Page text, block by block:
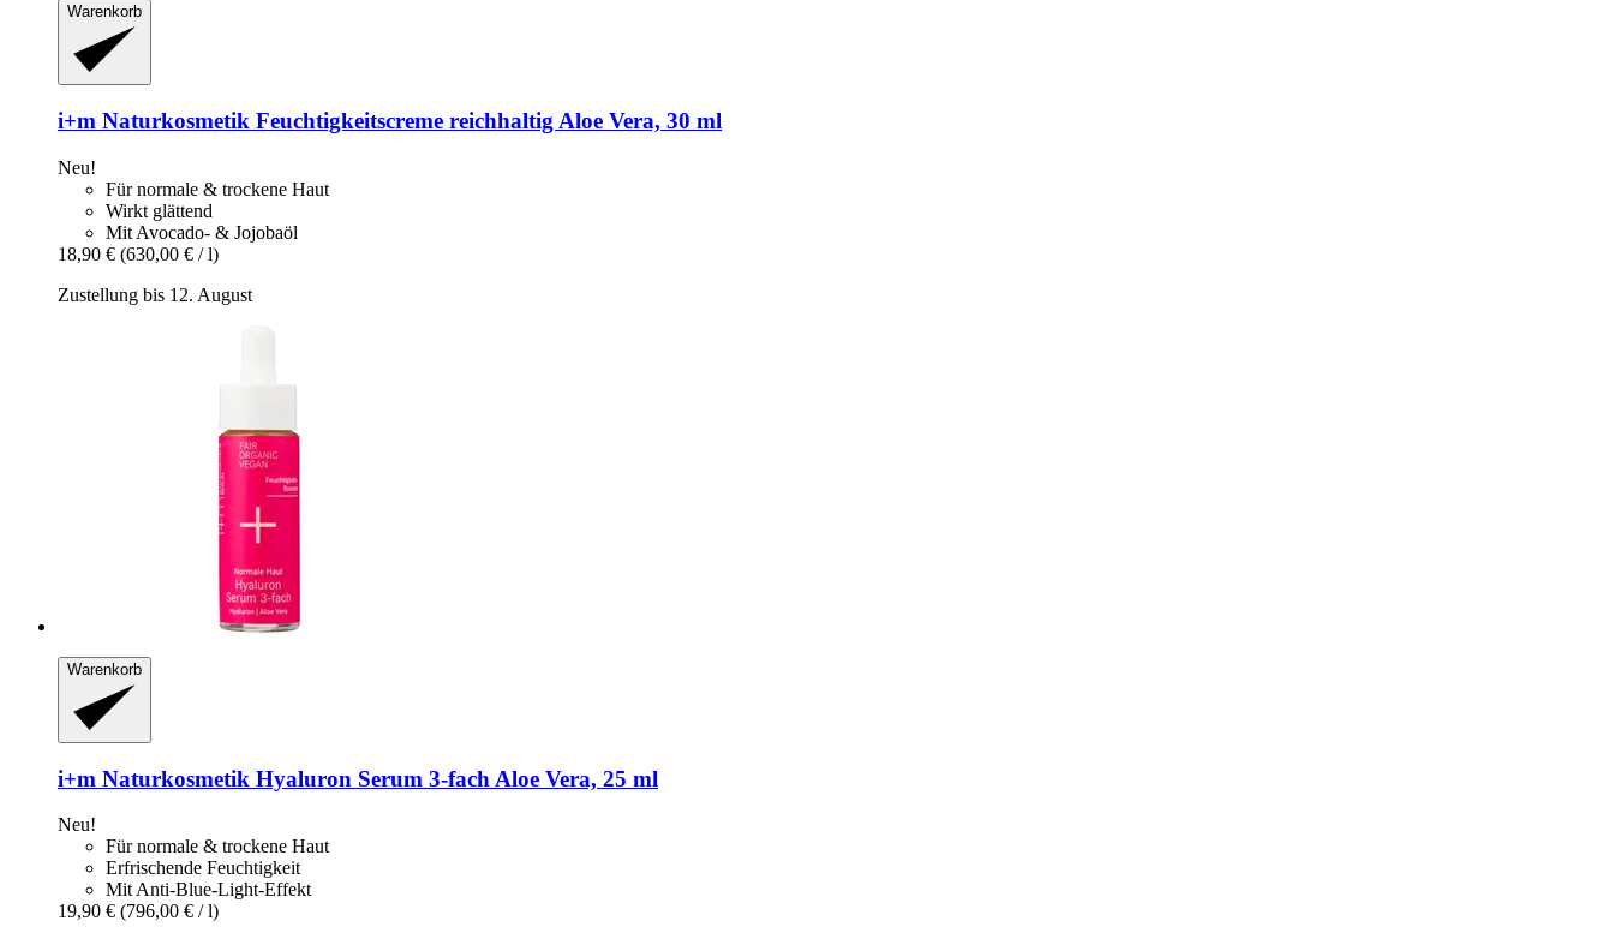
Warenkorb
i+m Naturkosmetik Feuchtigkeitscreme reichhaltig Aloe Vera, 30 ml
Neu!
Für normale & trockene Haut
Wirkt glättend
Mit Avocado- & Jojobaöl
18,90 € (630,00 € / l)
Zustellung bis 12. August
Warenkorb
i+m Naturkosmetik Hyaluron Serum 3-​fach Aloe Vera, 25 ml
Neu!
Für normale & trockene Haut
Erfrischende Feuchtigkeit
Mit Anti-Blue-Light-Effekt
19,90 € (796,00 € / l)